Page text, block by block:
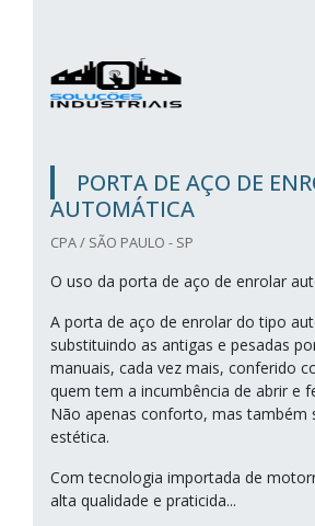
PORTA DE AÇO DE
AUTOMÁTICA
CPA / SÃO PAULO - SP
O uso da porta de aço de enrolar
A porta de aço de enrolar do tipo
substituindo as antigas e pesadas
manuais, cada vez mais, conferido
quem tem a incumbência de abrir e
Não apenas conforto, mas também
estética.
Com tecnologia importada de
alta qualidade e praticida...